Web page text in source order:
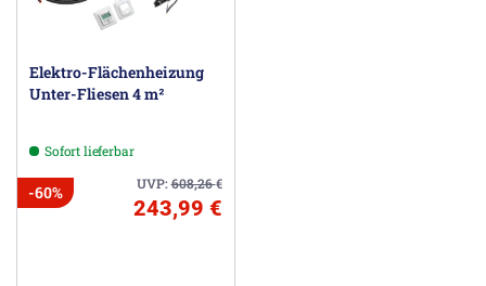
Elektro-Flächenheizung
Unter-Fliesen 4 m²
Sofort lieferbar
UVP:608,26€
-60%
243,99 €